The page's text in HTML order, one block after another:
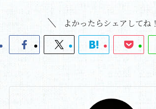
よかったらシェアしてね！